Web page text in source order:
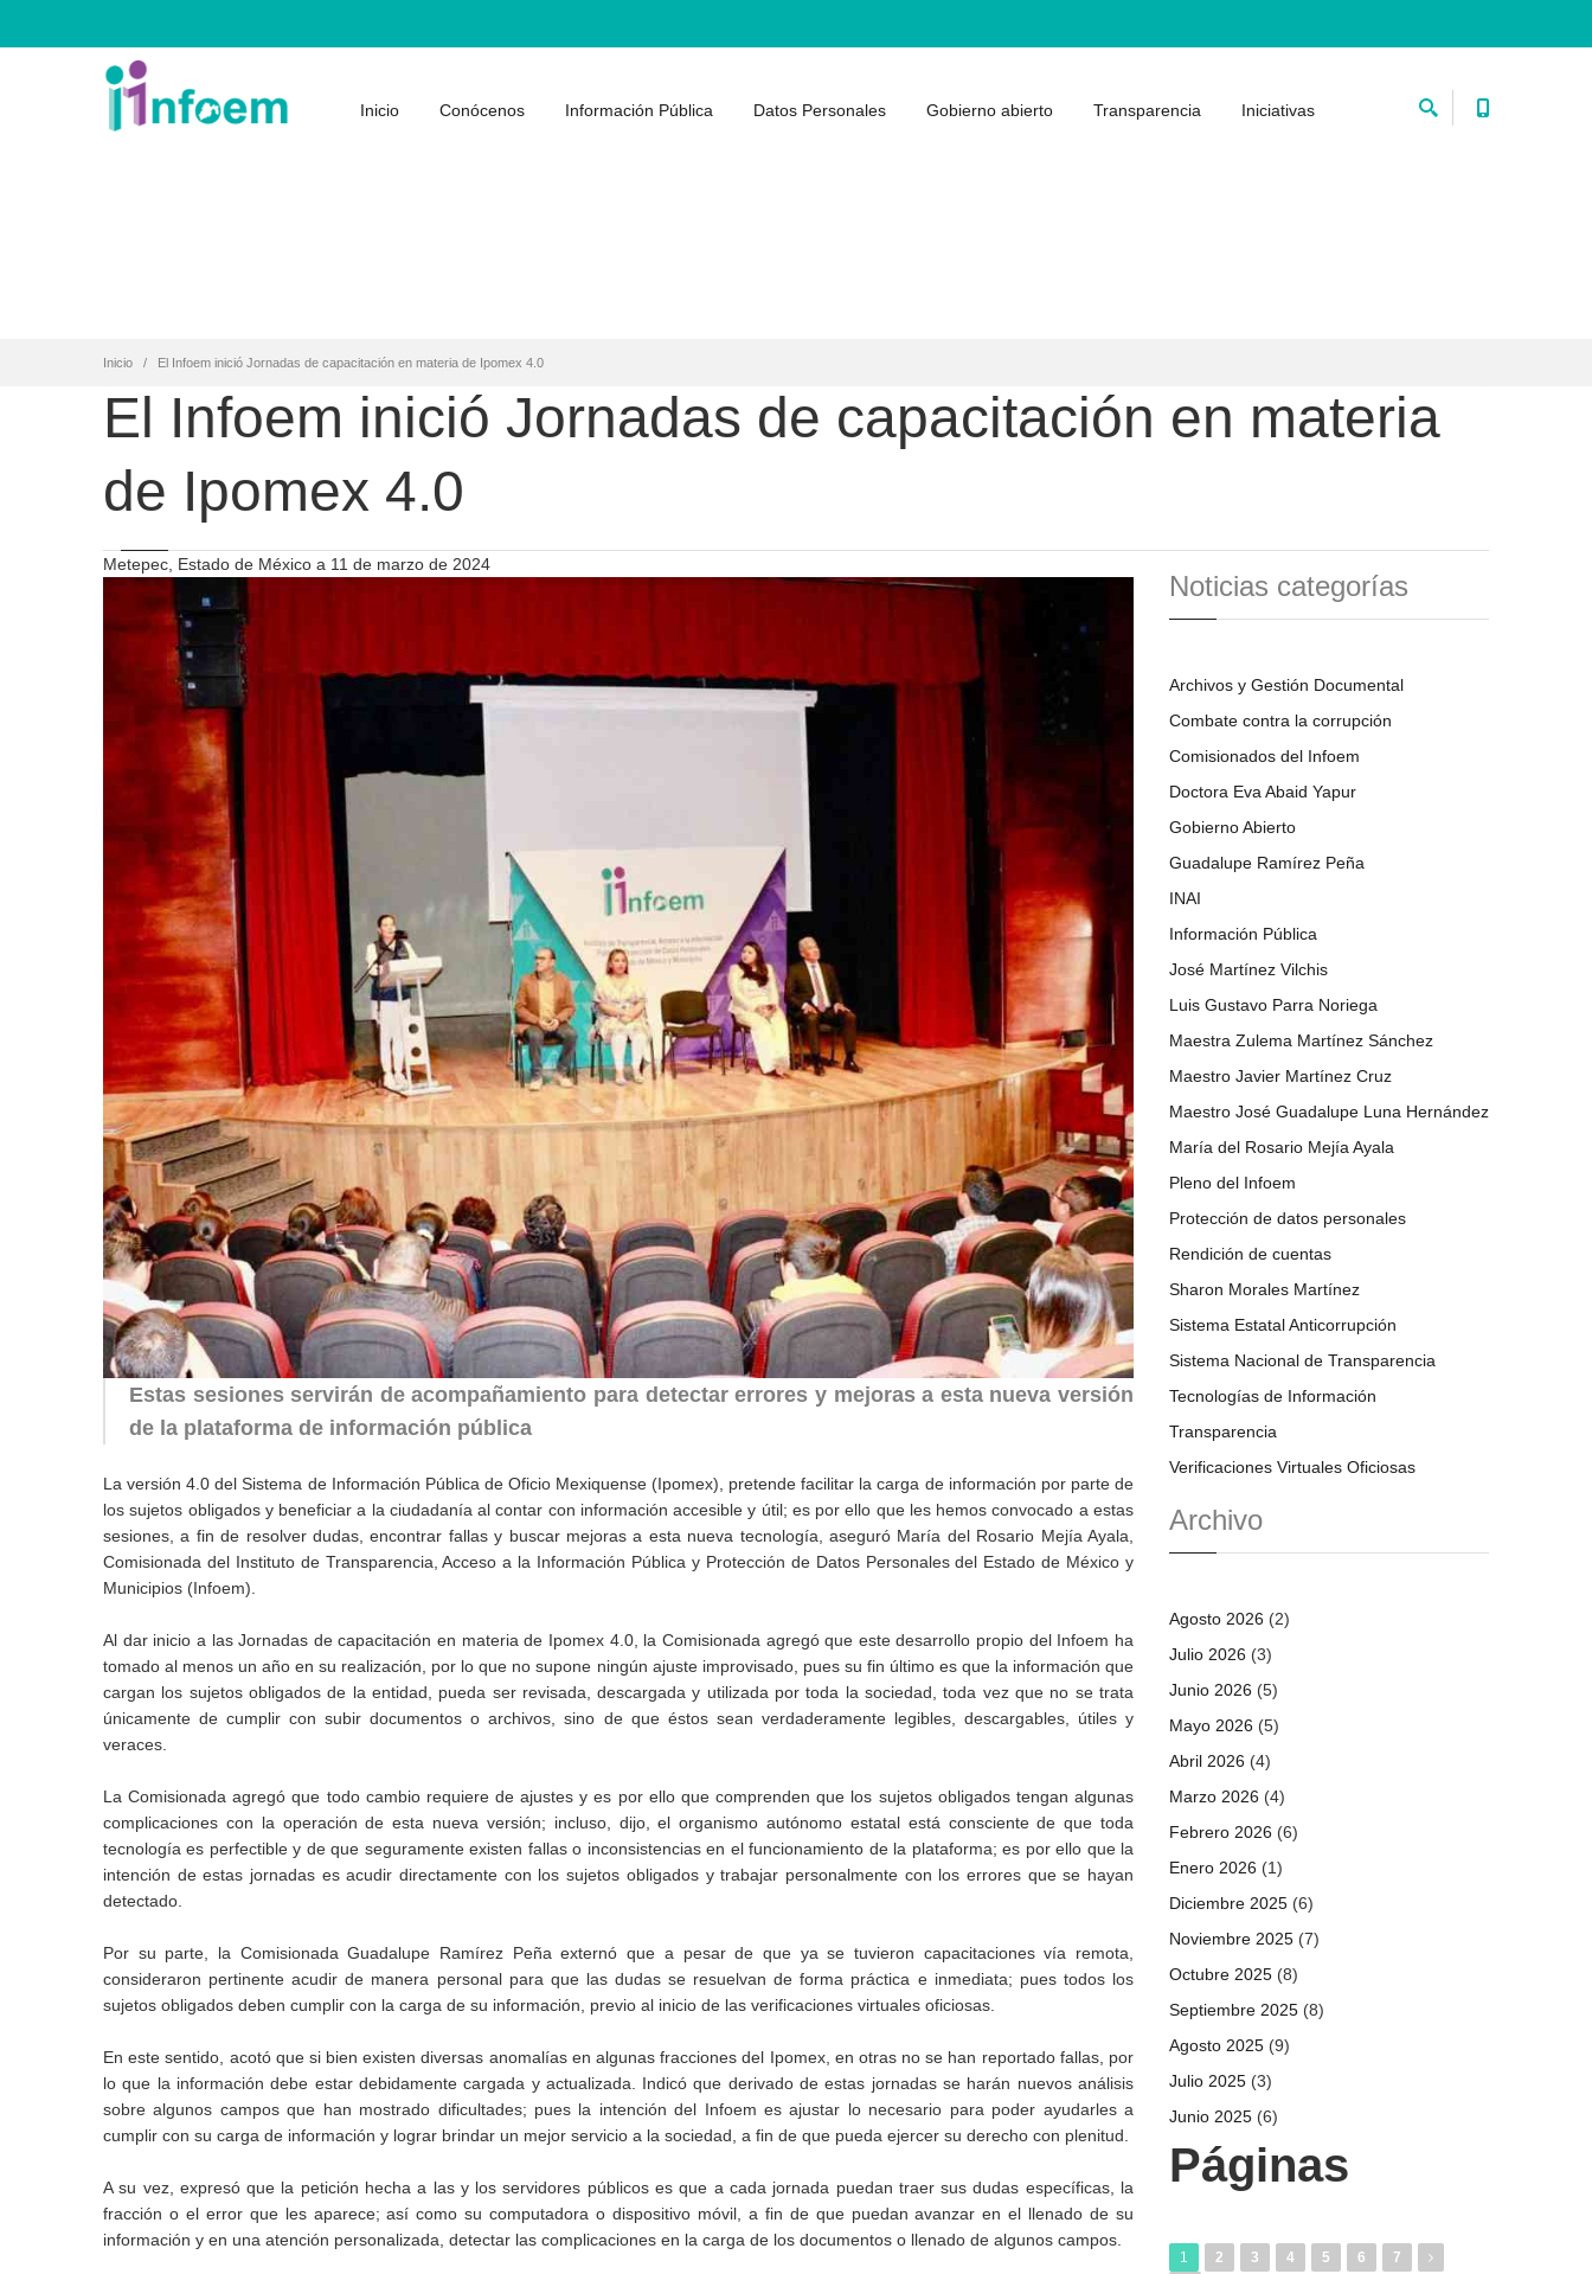
Inicio Conócenos Información Pública Datos Personales Gobierno abierto Transparencia Iniciativas
Inicio El Infoem inició Jornadas de capacitación en materia de Ipomex 4.0
El Infoem inició Jornadas de capacitación en materia
de Ipomex 4.0
Metepec, Estado de México a 11 de marzo de 2024
Estas sesiones servirán de acompañamiento para detectar errores y mejoras a esta nueva versión
de la plataforma de información pública
La versión 4.0 del Sistema de Información Pública de Oficio Mexiquense (Ipomex), pretende facilitar la carga de información por parte de
los sujetos obligados y beneficiar a la ciudadanía al contar con información accesible y útil; es por ello que les hemos convocado a estas
sesiones, a fin de resolver dudas, encontrar fallas y buscar mejoras a esta nueva tecnología, aseguró María del Rosario Mejía Ayala,
Comisionada del Instituto de Transparencia, Acceso a la Información Pública y Protección de Datos Personales del Estado de México y
Municipios (Infoem).
Al dar inicio a las Jornadas de capacitación en materia de Ipomex 4.0, la Comisionada agregó que este desarrollo propio del Infoem ha
tomado al menos un año en su realización, por lo que no supone ningún ajuste improvisado, pues su fin último es que la información que
cargan los sujetos obligados de la entidad, pueda ser revisada, descargada y utilizada por toda la sociedad, toda vez que no se trata
únicamente de cumplir con subir documentos o archivos, sino de que éstos sean verdaderamente legibles, descargables, útiles y
veraces.
La Comisionada agregó que todo cambio requiere de ajustes y es por ello que comprenden que los sujetos obligados tengan algunas
complicaciones con la operación de esta nueva versión; incluso, dijo, el organismo autónomo estatal está consciente de que toda
tecnología es perfectible y de que seguramente existen fallas o inconsistencias en el funcionamiento de la plataforma; es por ello que la
intención de estas jornadas es acudir directamente con los sujetos obligados y trabajar personalmente con los errores que se hayan
detectado.
Por su parte, la Comisionada Guadalupe Ramírez Peña externó que a pesar de que ya se tuvieron capacitaciones vía remota,
consideraron pertinente acudir de manera personal para que las dudas se resuelvan de forma práctica e inmediata; pues todos los
sujetos obligados deben cumplir con la carga de su información, previo al inicio de las verificaciones virtuales oficiosas.
En este sentido, acotó que si bien existen diversas anomalías en algunas fracciones del Ipomex, en otras no se han reportado fallas, por
lo que la información debe estar debidamente cargada y actualizada. Indicó que derivado de estas jornadas se harán nuevos análisis
sobre algunos campos que han mostrado dificultades; pues la intención del Infoem es ajustar lo necesario para poder ayudarles a
cumplir con su carga de información y lograr brindar un mejor servicio a la sociedad, a fin de que pueda ejercer su derecho con plenitud.
A su vez, expresó que la petición hecha a las y los servidores públicos es que a cada jornada puedan traer sus dudas específicas, la
fracción o el error que les aparece; así como su computadora o dispositivo móvil, a fin de que puedan avanzar en el llenado de su
información y en una atención personalizada, detectar las complicaciones en la carga de los documentos o llenado de algunos campos.
Noticias categorías
Archivos y Gestión Documental
Combate contra la corrupción
Comisionados del Infoem
Doctora Eva Abaid Yapur
Gobierno Abierto
Guadalupe Ramírez Peña
INAI
Información Pública
José Martínez Vilchis
Luis Gustavo Parra Noriega
Maestra Zulema Martínez Sánchez
Maestro Javier Martínez Cruz
Maestro José Guadalupe Luna Hernández
María del Rosario Mejía Ayala
Pleno del Infoem
Protección de datos personales
Rendición de cuentas
Sharon Morales Martínez
Sistema Estatal Anticorrupción
Sistema Nacional de Transparencia
Tecnologías de Información
Transparencia
Verificaciones Virtuales Oficiosas
Archivo
Agosto 2026 (2)
Julio 2026 (3)
Junio 2026 (5)
Mayo 2026 (5)
Abril 2026 (4)
Marzo 2026 (4)
Febrero 2026 (6)
Enero 2026 (1)
Diciembre 2025 (6)
Noviembre 2025 (7)
Octubre 2025 (8)
Septiembre 2025 (8)
Agosto 2025 (9)
Julio 2025 (3)
Junio 2025 (6)
Páginas
1 2 3 4 5 6 7